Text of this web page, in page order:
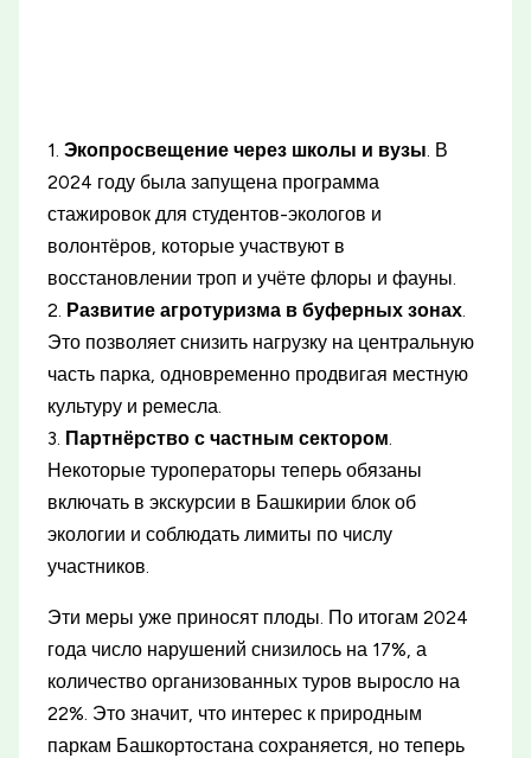
1.Экопросвещение через школы и вузы. В
2024 году была запущена программа
стажировок для студентов-экологов и
волонтёров, которые участвуют в
восстановлении троп и учёте флоры и фауны.
2. Развитие агротуризма в буферных зонах.
Это позволяет снизить нагрузку на центральную
часть парка, одновременно продвигая местную
культуру и ремесла.
3. Партнёрство с частным сектором.
Некоторые туроператоры теперь обязаны
включать в экскурсии в Башкирии блок об
экологии и соблюдать лимиты по числу
участников.
Эти меры уже приносят плоды. По итогам 2024
года число нарушений снизилось на 17%, а
количество организованных туров выросло на
22%. Это значит, что интерес к природным
паркам Башкортостана сохраняется, но теперь